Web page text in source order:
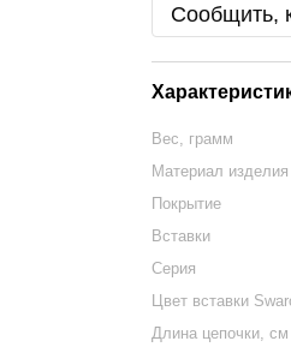
Сообщить,
Вес, грамм
Материал изделия
Покрытие
Вставки
Серия
Цвет вставки
Длина цепочки, см